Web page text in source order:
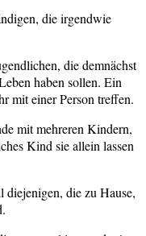
die irgendwie
die demnächst
haben sollen. Ein
mit einer Person treffen.
mit mehreren Kindern,
Kind sie allein lassen
die zu Hause,